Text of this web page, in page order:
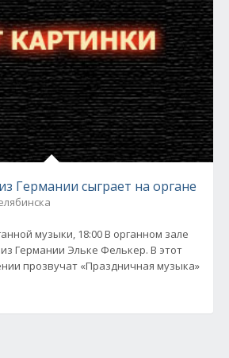
Германии сыграет на органе
музыки, 18:00 В органном зале
Германии Эльке Фелькер. В этот
прозвучат «Праздничная музыка»